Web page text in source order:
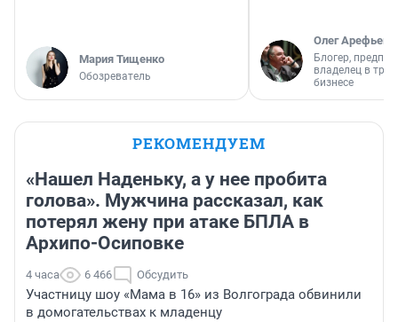
Мария Тищенко
Обозреватель
Олег Арефьев
Блогер,
владелец в
бизнесе
РЕКОМЕНДУЕМ
«Нашел Наденьку, а у нее пробита
голова». Мужчина рассказал, как
потерял жену при атаке БПЛА в
Архипо-Осиповке
4 часа 6 466 Обсудить
Участницу шоу «Мама в 16» из Волгограда обвинили
в домогательствах к младенцу